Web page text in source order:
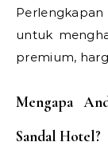
untuk
premium,
Mengapa
Sandal Hotel?